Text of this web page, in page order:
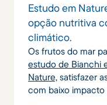
Estudo em
opção nutritiva
climático.
Os frutos do mar
estudo de Bianchi
Nature, satisfazer
com baixo